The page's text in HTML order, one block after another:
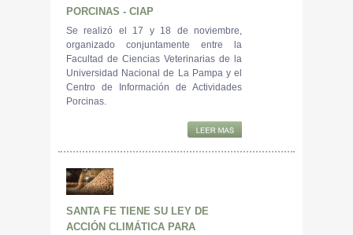
PORCINAS - CIAP
Se realizó el 17 y 18 de noviembre,
organizado conjuntamente entre la
Facultad de Ciencias Veterinarias de la
Universidad Nacional de La Pampa y el
Centro de Información de Actividades
Porcinas.
SANTA FE TIENE SU LEY DE
ACCIÓN CLIMÁTICA PARA